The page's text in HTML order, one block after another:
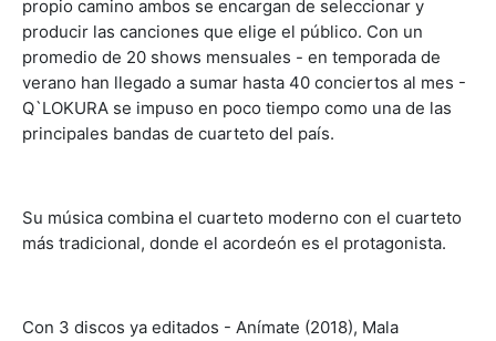
propio camino ambos se encargan de seleccionar y
producir las canciones que elige el público. Con un
promedio de 20 shows mensuales - en temporada de
verano han llegado a sumar hasta 40 conciertos al mes -
Q`LOKURA se impuso en poco tiempo como una de las
principales bandas de cuarteto del país.
Su música combina el cuarteto moderno con el cuarteto
más tradicional, donde el acordeón es el protagonista.
Con 3 discos ya editados - Anímate (2018), Mala